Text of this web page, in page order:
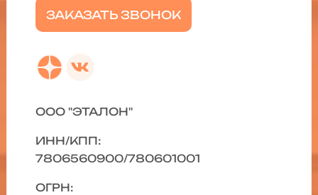
ЗАКАЗАТЬ ЗВОНОК
ООО "ЭТАЛОН"
ИНН/КПП:
7806560900/780601001
ОГРН: